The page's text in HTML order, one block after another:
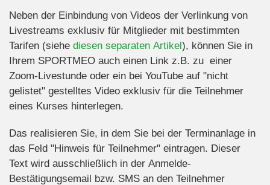
Neben der Einbindung von Videos der Verlinkung von
Livestreams exklusiv für Mitglieder mit bestimmten
Tarifen (siehe diesen separaten Artikel), können Sie in
Ihrem SPORTMEO auch einen Link z.B. zu einer
Zoom-Livestunde oder ein bei YouTube auf "nicht
gelistet" gestelltes Video exklusiv für die Teilnehmer
eines Kurses hinterlegen.
Das realisieren Sie, in dem Sie bei der Terminanlage in
das Feld "Hinweis für Teilnehmer" eintragen. Dieser
Text wird ausschließlich in der Anmelde-
Bestätigungsemail bzw. SMS an den Teilnehmer